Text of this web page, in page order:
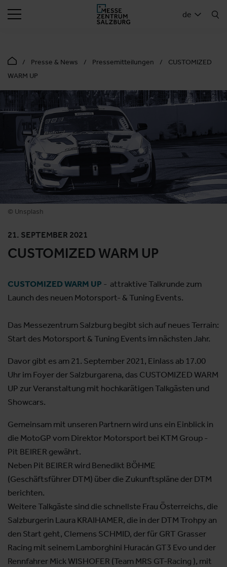
de
Presse & News Pressemitteilungen
CUSTOMIZED
WARM UP
© Unsplash
21. SEPTEMBER 2021
CUSTOMIZED WARM UP
CUSTOMIZED WARM UP - attraktive Talkrunde zum
Launch des neuen Motorsport- & Tuning Events.
Das Messezentrum Salzburg begibt sich auf neues Terrain:
Start des Motorsport & Tuning Events im nächsten Jahr.
Davor gibt es am 21. September 2021, Einlass ab 17.00
Uhr im Foyer der Salzburgarena, das CUSTOMIZED WARM
UP zur Veranstaltung mit hochkarätigen Talkgästen und
Showcars.
Gemeinsam mit unseren Partnern wird uns ein Einblick in
die MotoGP vom Direktor Motorsport bei KTM Group -
Pit BEIRER gewährt.
Neben Pit BEIRER wird Benedikt BÖHME
(Geschäftsführer DTM) über die Zukunftspläne der DTM
berichten.
​Weitere Talkgäste sind die schnellste Frau Österreichs, die
Salzburgerin Laura KRAIHAMER, die in der DTM Trohpy an
den Start geht, Clemens SCHMID, der für GRT Grasser
Racing mit seinem Lamborghini Huracán GT3 Evo und der
Rennfahrer Mick WISHOFER (Team MRS GT-Racing ), mit